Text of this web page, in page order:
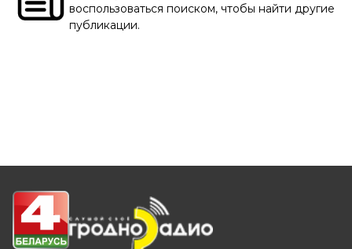
воспользоваться поиском, чтобы найти другие
публикации.